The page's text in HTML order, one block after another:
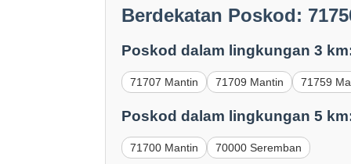
Berdekatan Poskod:
Poskod dalam lingkungan 3
71707 Mantin 71709 Mantin 71759
Poskod dalam lingkungan 5
71700 Mantin 70000 Seremban